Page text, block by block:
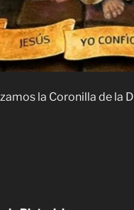
la Coronilla de la